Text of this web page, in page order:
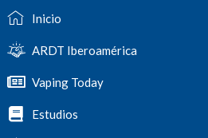
Inicio
ARDT Iberoamérica
Vaping Today
Estudios